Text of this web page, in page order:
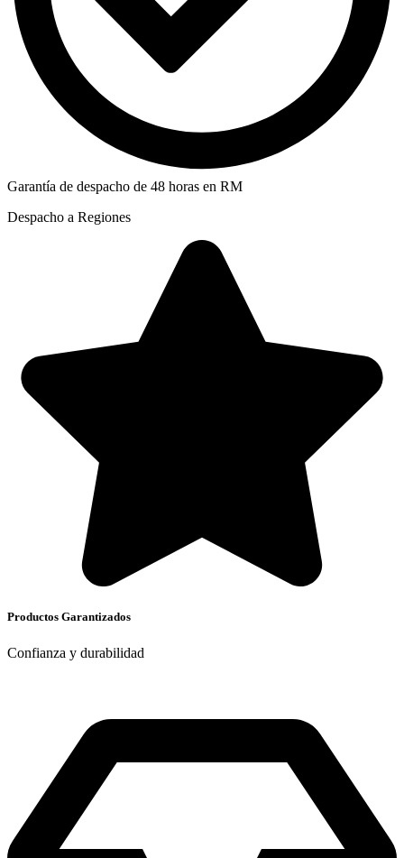
Garantía de despacho de 48 horas en RM
Despacho a Regiones
Productos Garantizados
Confianza y durabilidad